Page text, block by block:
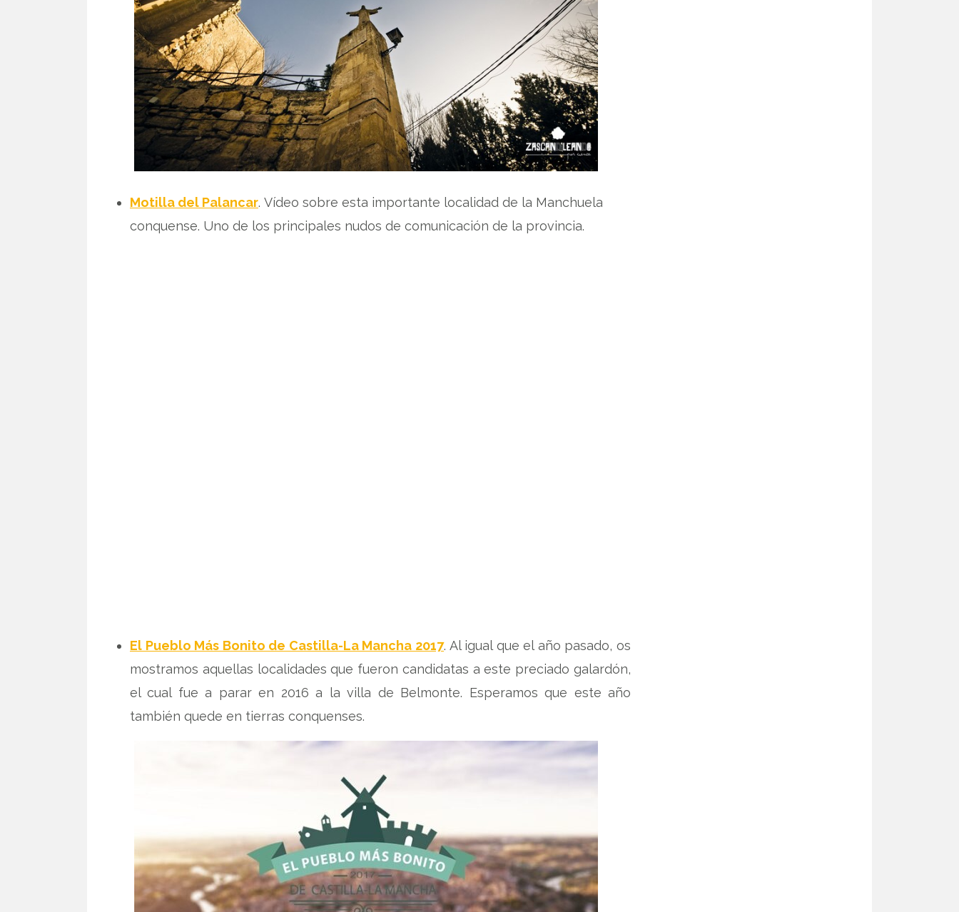
Motilla del Palancar. Vídeo sobre esta importante localidad de la Manchuela
conquense. Uno de los principales nudos de comunicación de la provincia.
El Pueblo Más Bonito de Castilla-La Mancha 2017. Al igual que el año pasado, os
mostramos aquellas localidades que fueron candidatas a este preciado galardón,
el cual fue a parar en 2016 a la villa de Belmonte. Esperamos que este año
también quede en tierras conquenses.